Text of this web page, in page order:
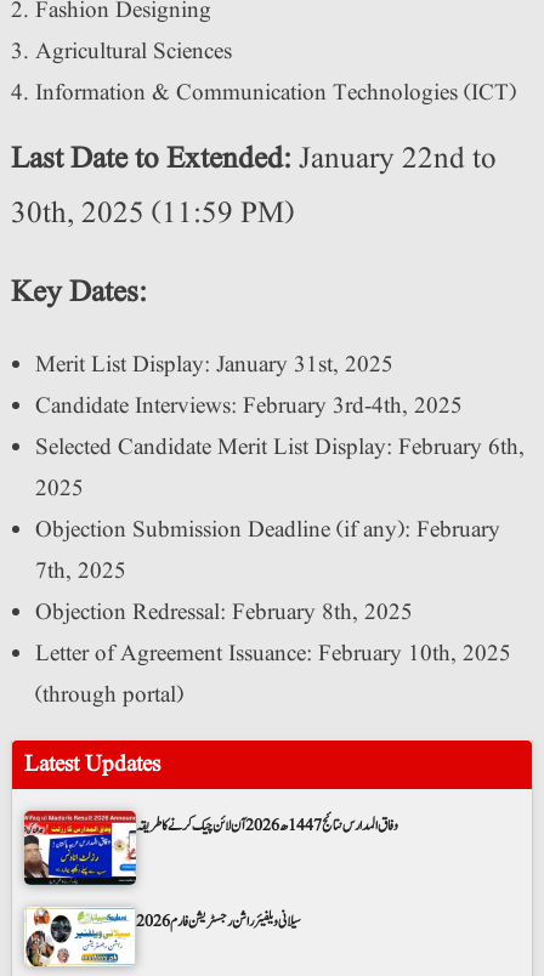
Fashion Designing
Agricultural Sciences
Information & Communication Technologies (ICT)
Last Date to Extended: January 22nd to
30th, 2025 (11:59 PM)
Key Dates:
Merit List Display: January 31st, 2025
Candidate Interviews: February 3rd-4th, 2025
Selected Candidate Merit List Display: February 6th,
2025
Objection Submission Deadline (if any): February
7th, 2025
Objection Redressal: February 8th, 2025
Letter of Agreement Issuance: February 10th, 2025
(through portal)
Latest Updates
وفاق المدارس نتائج 1447ھ 2026 آن لائن چیک کرنے کا طریقہ
سیلانی ویلفیئر راشن رجسٹریشن فارم 2026